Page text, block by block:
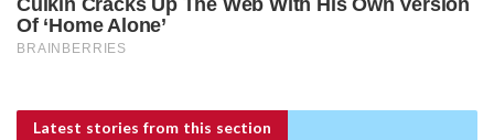
Latest stories from this section